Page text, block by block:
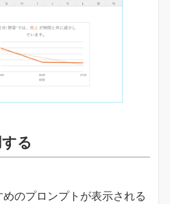
る
のプロンプトが表示される